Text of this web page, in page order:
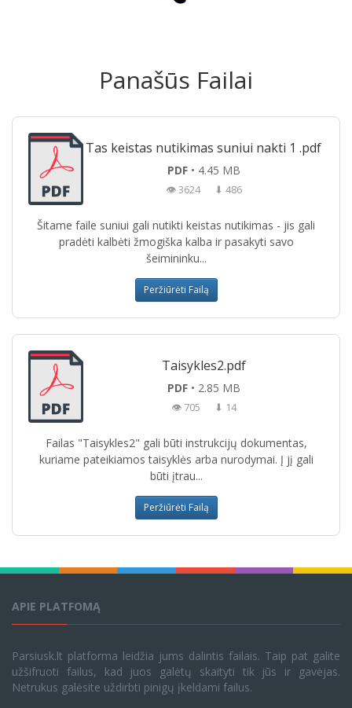
Panašūs Failai
Tas keistas nutikimas suniui nakti 1 .pdf
PDF• 4.45 MB
👁 3624 ⬇ 486
Šitame faile suniui gali nutikti keistas nutikimas - jis gali
pradėti kalbėti žmogiška kalba ir pasakyti savo
šeimininku...
Peržiūrėti Failą
Taisykles2.pdf
PDF• 2.85 MB
👁 705 ⬇ 14
Failas "Taisykles2" gali būti instrukcijų dokumentas,
kuriame pateikiamos taisyklės arba nurodymai. Į jį gali
būti įtrau...
Peržiūrėti Failą
APIE PLATFOMĄ
Parsiusk.lt platforma leidžia jums dalintis failais. Taip pat galite
užšifruoti failus, kad juos galėtų skaityti tik jūs ir gavėjas.
Netrukus galėsite uždirbti pinigų įkeldami failus.